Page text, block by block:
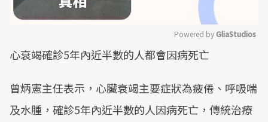
Powered by GliaStudios
心衰竭確診5年內近半數的人都會因病死亡
曾炳憲主任表示，心臟衰竭主要症狀為疲倦、呼吸喘
及水腫，確診5年內近半數的人因病死亡，傳統治療